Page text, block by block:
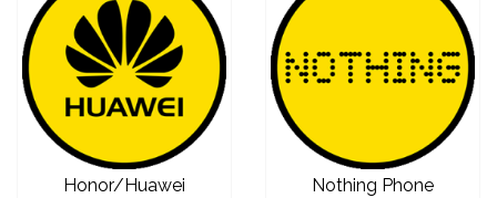
Honor/Huawei Nothing Phone
Sleng Feel Good
Univerzalne futrole i
maskice
Preklopne maskice